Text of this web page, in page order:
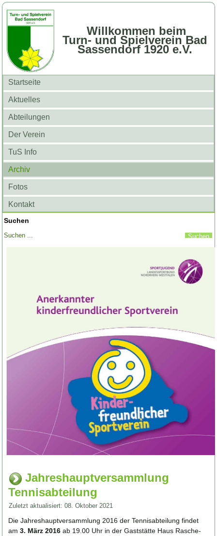
Willkommen beim
Turn- und Spielverein Bad
Sassendorf 1920 e.V.
Startseite
Aktuelles
Abteilungen
Der Verein
TuS Info
Archiv
Fotos
Kontakt
Suchen
Jahreshauptversammlung
Tennisabteilung
Zuletzt aktualisiert: 08. Oktober 2021
Die Jahreshauptversammlung 2016 der Tennisabteilung findet
am3. März 2016 ab 19.00 Uhr in der Gaststätte Haus Rasche-